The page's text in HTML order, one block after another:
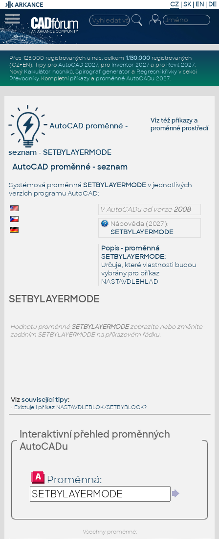
CZ | SK| EN | DE
Přes 123.000 registrovaných u nás, celkem 1.130.000registrovaných
(CZ+EN). Tipy pro AutoCAD 2027, pro Inventor 2027a pro Revit 2027.
Nový Kalkulátor nosníků, Spirograf generátor a Regresní křivkyv sekci
Převodníky. Kompletní příkazya proměnné AutoCADu 2027.
Viz téžpříkazya
proměnné prostředí
AutoCAD proměnné -
seznam - SETBYLAYERMODE
AutoCAD proměnné - seznam
Systémová proměnná SETBYLAYERMODEv jednotlivých
verzích programu AutoCAD:
V AutoCADu od verze2008
Nápověda (2027):
SETBYLAYERMODE
Popis - proměnná
SETBYLAYERMODE:
Určuje, které vlastnosti budou
vybrány pro příkaz
NASTAVDLEHLAD
SETBYLAYERMODE
Hodnotu proměnnéSETBYLAYERMODEzobrazíte nebo změníte
zadáním SETBYLAYERMODE na příkazovém řádku.
Vizsouvisející tipy:
• Existuje i příkaz NASTAVDLEBLOK/SETBYBLOCK?
Interaktivní přehled proměnných
AutoCADu
Proměnná:
Všechny proměnné: